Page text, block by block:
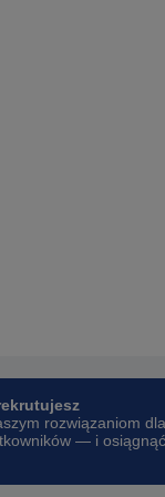
rozwiązaniom dla
— i osiągnąć